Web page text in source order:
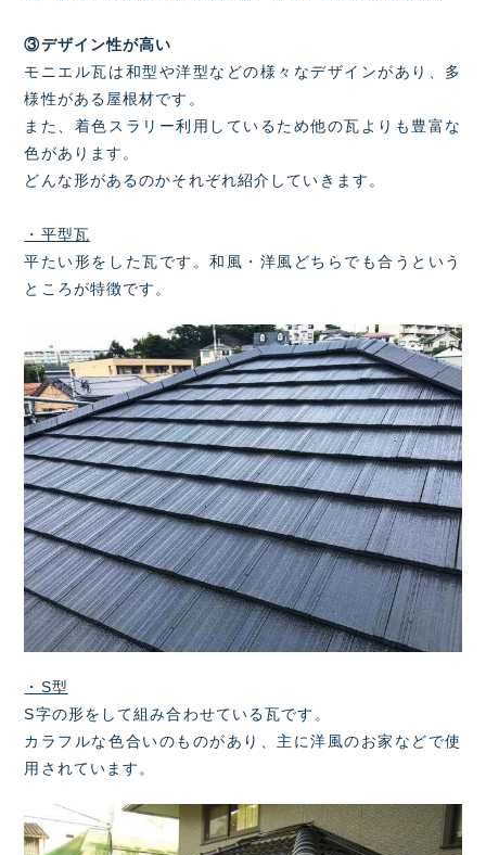
③デザイン性が高い
モニエル瓦は和型や洋型などの様々なデザインがあり、多
様性がある屋根材です。
また、着色スラリー利用しているため他の瓦よりも豊富な
色があります。
どんな形があるのかそれぞれ紹介していきます。
・平型瓦
平たい形をした瓦です。和風・洋風どちらでも合うという
ところが特徴です。
・S型
S字の形をして組み合わせている瓦です。
カラフルな色合いのものがあり、主に洋風のお家などで使
用されています。